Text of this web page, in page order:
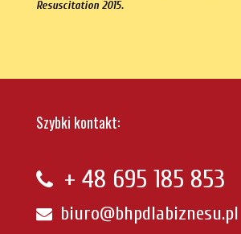
Resuscitation 2015.
Szybki kontakt:
+ 48 695 185 853
biuro@bhpdlabiznesu.pl